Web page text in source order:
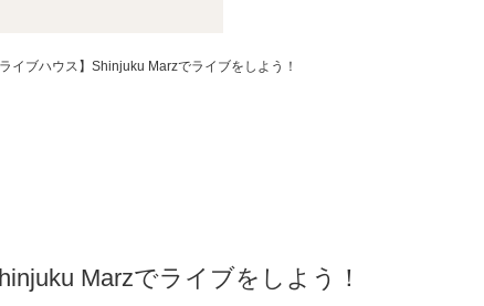
イブハウス】Shinjuku Marzでライブをしよう！
Marzでライブをしよう！